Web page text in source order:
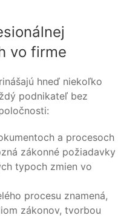
vo firme
hneď niekoľko
podnikateľ bez
a procesoch
zákonné požiadavky
typoch zmien vo
procesu znamená,
zákonov, tvorbou